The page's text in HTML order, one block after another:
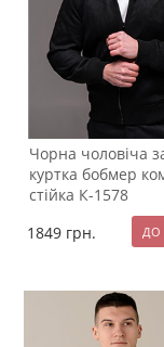
Чорна чоловіча
куртка бобмер
стійка К-1578
1849 грн.